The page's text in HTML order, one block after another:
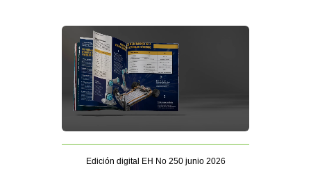
Edición digital EH No 250 junio 2026